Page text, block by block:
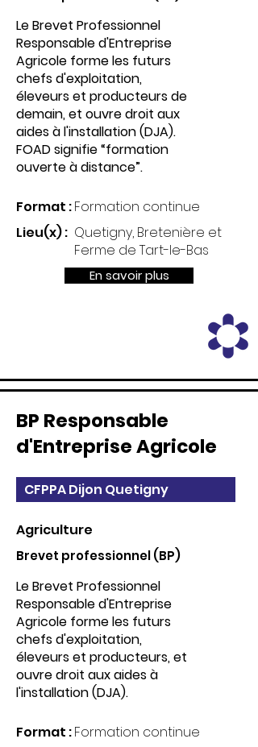
Le Brevet Professionnel
Responsable d'Entreprise
Agricole forme les futurs
chefs d'exploitation,
éleveurs et producteurs de
demain, et ouvre droit aux
aides à l'installation (DJA).
FOAD signifie “formation
ouverte à distance”.
Format :Formation continue
Lieu(x) : Quetigny, Bretenière et
Ferme de Tart-le-Bas
En savoir plus
BP Responsable
d'Entreprise Agricole
CFPPA Dijon Quetigny
Agriculture
Brevet professionnel (BP)
Le Brevet Professionnel
Responsable d'Entreprise
Agricole forme les futurs
chefs d'exploitation,
éleveurs et producteurs, et
ouvre droit aux aides à
l'installation (DJA).
Format :Formation continue